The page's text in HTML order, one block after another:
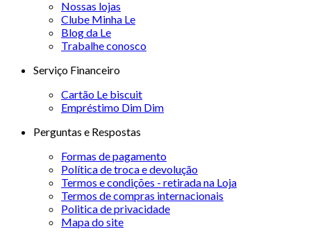
Nossas lojas
Clube Minha Le
Blog da Le
Trabalhe conosco
Serviço Financeiro
Cartão Le biscuit
Empréstimo Dim Dim
Perguntas e Respostas
Formas de pagamento
Política de troca e devolução
Termos e condições - retirada na Loja
Termos de compras internacionais
Politica de privacidade
Mapa do site